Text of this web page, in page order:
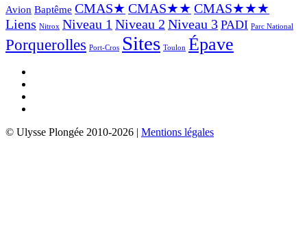
Avion Baptême CMAS★ CMAS★★ CMAS★★★
Liens Nitrox Niveau 1 Niveau 2 Niveau 3 PADI Parc National
Porquerolles Port-Cros Sites Toulon Épave
© Ulysse Plongée 2010-2026 | Mentions légales